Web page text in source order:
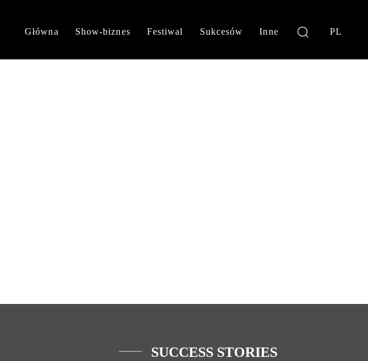
Główna Show-biznes Festiwal Sukcesów Inne PL
SUCCESS STORIES